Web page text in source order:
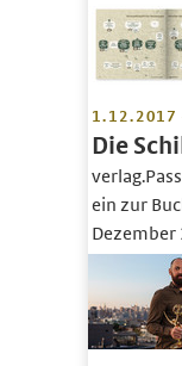
1.12.2017
Die
ein zur
Dezember